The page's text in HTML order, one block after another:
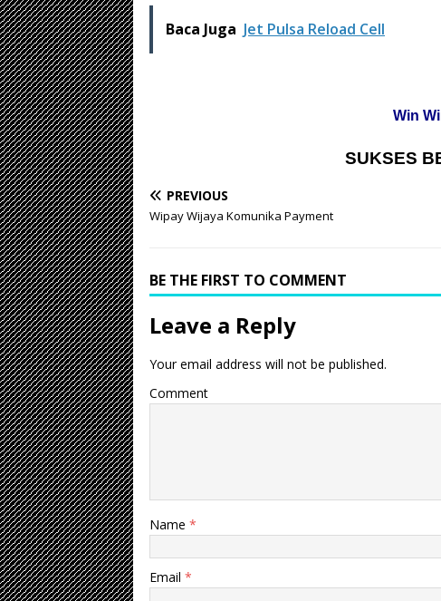
Baca Juga Jet Pulsa Reload Cell
Win
SUKSES
PREVIOUS
Wipay Wijaya Komunika Payment
BE THE FIRST TO COMMENT
Leave a Reply
Your email address will not be published.
Comment
Name *
Email *